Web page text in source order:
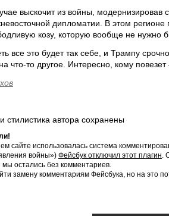
выскочит из войны,
дипломатии. В этом регионе
козу, которую вообще не нужно
все это будет так себе, и Трампу
что-то другое. Интересно, кому
автора сохранены
сайте использовалась система
войны») Фейсбук отключил этот плагин.
остались без комментариев.
замену комментариям Фейсбука, но на это